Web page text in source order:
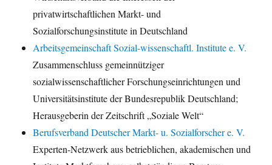
privatwirtschaftlichen Markt- und
Sozialforschungsinstitute in Deutschland
Arbeitsgemeinschaft Sozial-wissenschaftl. Institute e. V.
Zusammenschluss gemeinnütziger
sozialwissenschaftlicher Forschungseinrichtungen und
Universitätsinstitute der Bundesrepublik Deutschland;
Herausgeberin der Zeitschrift „Soziale Welt“
Berufsverband Deutscher Markt- u. Sozialforscher e. V.
Experten-Netzwerk aus betrieblichen, akademischen und